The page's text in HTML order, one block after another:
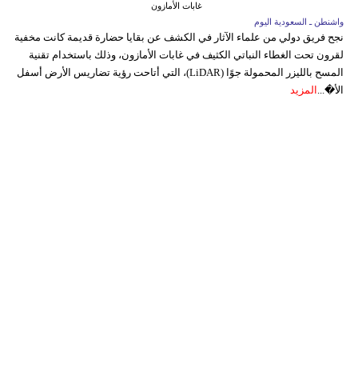
غابات الأمازون
واشنطن ـ السعودية اليوم
نجح فريق دولي من علماء الآثار في الكشف عن بقايا حضارة قديمة كانت مخفية
لقرون تحت الغطاء النباتي الكثيف في غابات الأمازون، وذلك باستخدام تقنية
المسح بالليزر المحمولة جوًا (LiDAR)، التي أتاحت رؤية تضاريس الأرض أسفل
الأ�... المزيد